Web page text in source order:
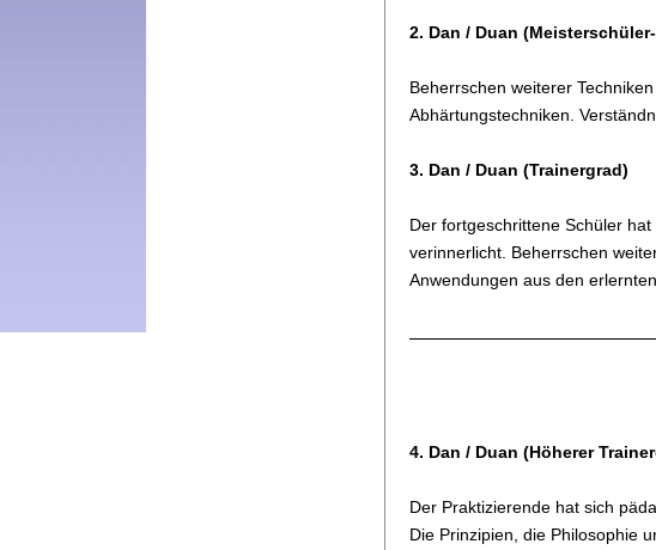
2. Dan / Duan
Beherrschen weiterer
Abhärtungstechniken.
3. Dan / Duan (Trainergrad)
Der fortgeschrittene Schüler
verinnerlicht. Beherrschen
Anwendungen aus den
4. Dan / Duan (Höherer
Der Praktizierende hat sich
Die Prinzipien, die Philosophie